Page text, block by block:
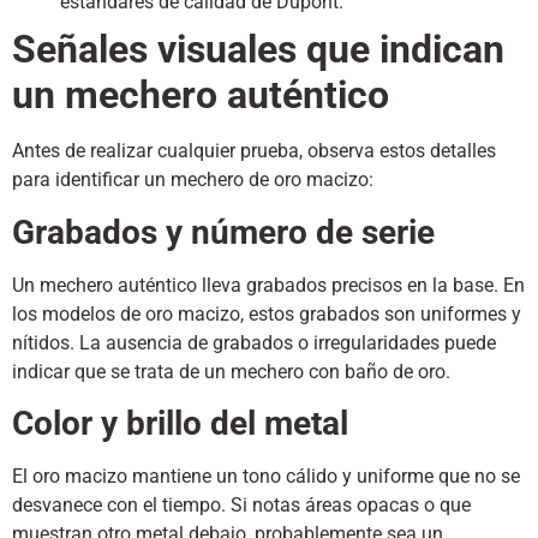
Señales visuales que indican
un mechero auténtico
Antes de realizar cualquier prueba, observa estos detalles
para identificar un mechero de oro macizo:
Grabados y número de serie
Un mechero auténtico lleva grabados precisos en la base. En
los modelos de oro macizo, estos grabados son uniformes y
nítidos. La ausencia de grabados o irregularidades puede
indicar que se trata de un mechero con baño de oro.
Color y brillo del metal
El oro macizo mantiene un tono cálido y uniforme que no se
desvanece con el tiempo. Si notas áreas opacas o que